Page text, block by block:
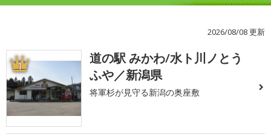
2026/08/08 更新
1
道の駅 みかわ/水ト川ノとう
ふや／新潟県
将軍杉が見守る新潟の奥座敷